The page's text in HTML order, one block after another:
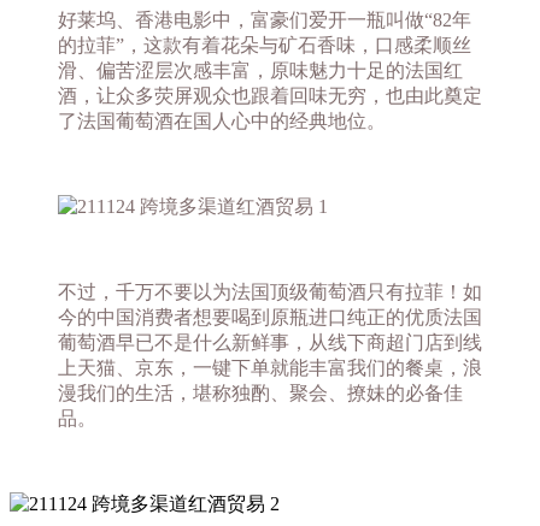
好莱坞、香港电影中，富豪们爱开一瓶叫做“82年
的拉菲”，这款有着花朵与矿石香味，口感柔顺丝
滑、偏苦涩层次感丰富，原味魅力十足的法国红
酒，让众多荧屏观众也跟着回味无穷，也由此奠定
了法国葡萄酒在国人心中的经典地位。
不过，千万不要以为法国顶级葡萄酒只有拉菲！如
今的中国消费者想要喝到原瓶进口纯正的优质法国
葡萄酒早已不是什么新鲜事，从线下商超门店到线
上天猫、京东，一键下单就能丰富我们的餐桌，浪
漫我们的生活，堪称独酌、聚会、撩妹的必备佳
品。